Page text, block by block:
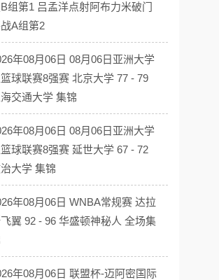
组第1 吕孟洋点射阿布力米破门
A组第2
年08月06日 08月06日亚洲大学
球联赛8强赛 北京大学 77 - 79
海交通大学 集锦
年08月06日 08月06日亚洲大学
球联赛8强赛 延世大学 67 - 72
大学 集锦
年08月06日 WNBA常规赛 达拉
翼 92 - 96 华盛顿神秘人 全场集
年08月06日 联盟杯-迈阿密国际